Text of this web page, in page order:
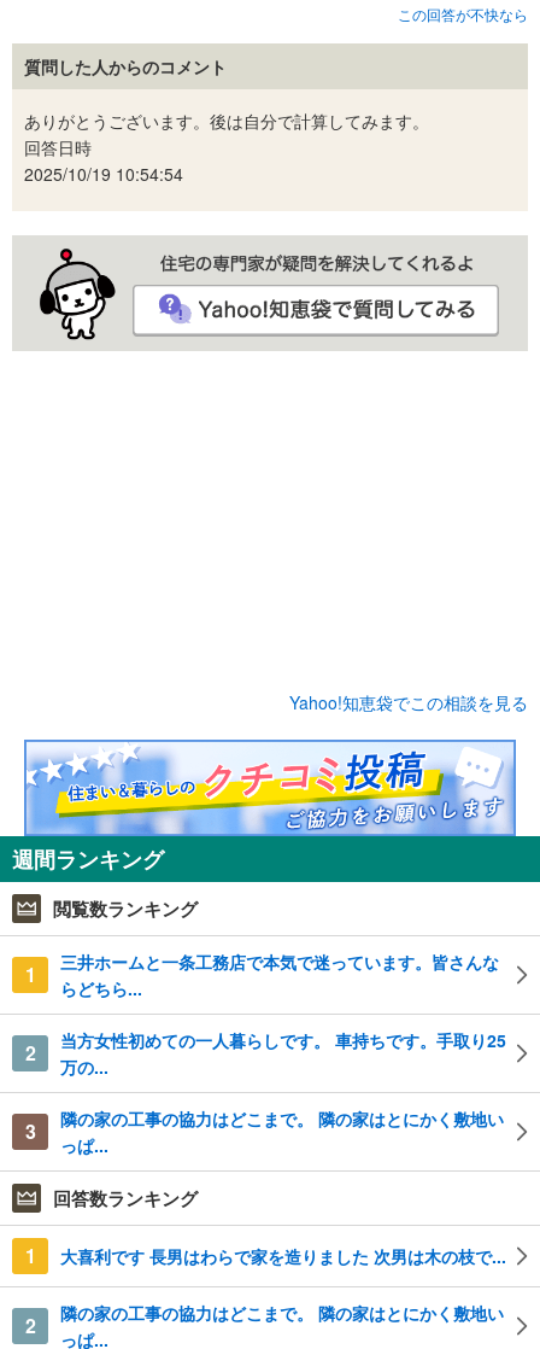
この回答が不快なら
質問した人からのコメント
ありがとうございます。後は自分で計算してみます。
回答日時
2025/10/19 10:54:54
Yahoo!知恵袋でこの相談を見る
週間ランキング
閲覧数ランキング
1
三井ホームと一条工務店で本気で迷っています。皆さんな
らどちら...
2
当方女性初めての一人暮らしです。 車持ちです。手取り25
万の...
3
隣の家の工事の協力はどこまで。 隣の家はとにかく敷地い
っぱ...
回答数ランキング
1 大喜利です 長男はわらで家を造りました 次男は木の枝で...
2
隣の家の工事の協力はどこまで。 隣の家はとにかく敷地い
っぱ...